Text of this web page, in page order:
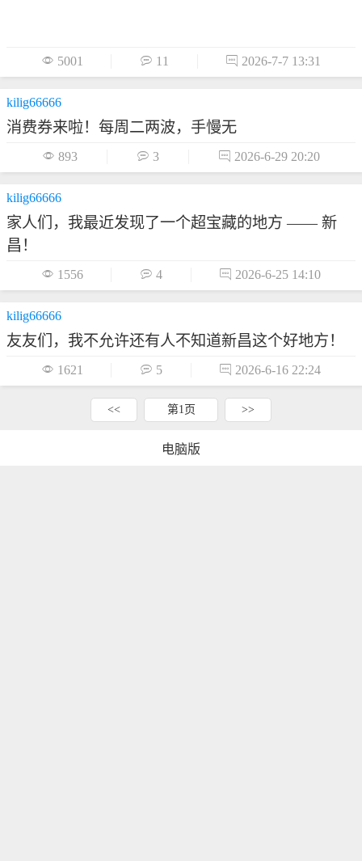
kilig66666
消费券来啦！每周二两波，手慢无
kilig66666
家人们，我最近发现了一个超宝藏的地方 —— 新
昌！
1556 4 2026-6-25 14:10
kilig66666
友友们，我不允许还有人不知道新昌这个好地方！
>>
电脑版